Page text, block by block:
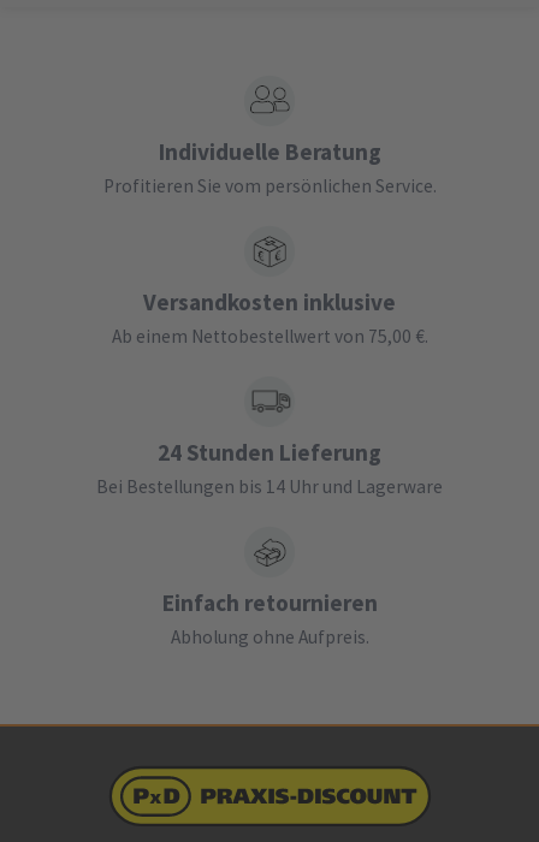
Individuelle Beratung
Profitieren Sie vom persönlichen Service.
Versandkosten inklusive
Ab einem Nettobestellwert von 75,00 €.
24 Stunden Lieferung
Bei Bestellungen bis 14 Uhr und Lagerware
Einfach retournieren
Abholung ohne Aufpreis.